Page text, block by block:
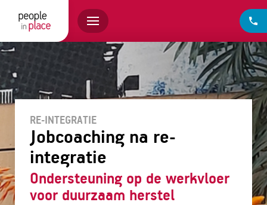
RE-INTEGRATIE
Jobcoaching na re-
integratie
Ondersteuning op de werkvloer
voor duurzaam herstel